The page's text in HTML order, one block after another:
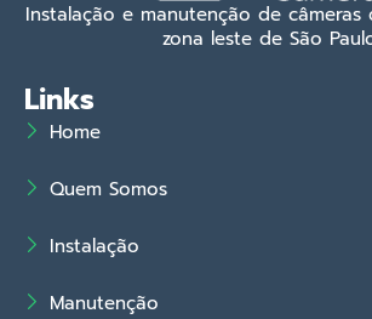
Instalação e manutenção de câmeras
zona leste de São
Links
Home
Quem Somos
Instalação
Manutenção